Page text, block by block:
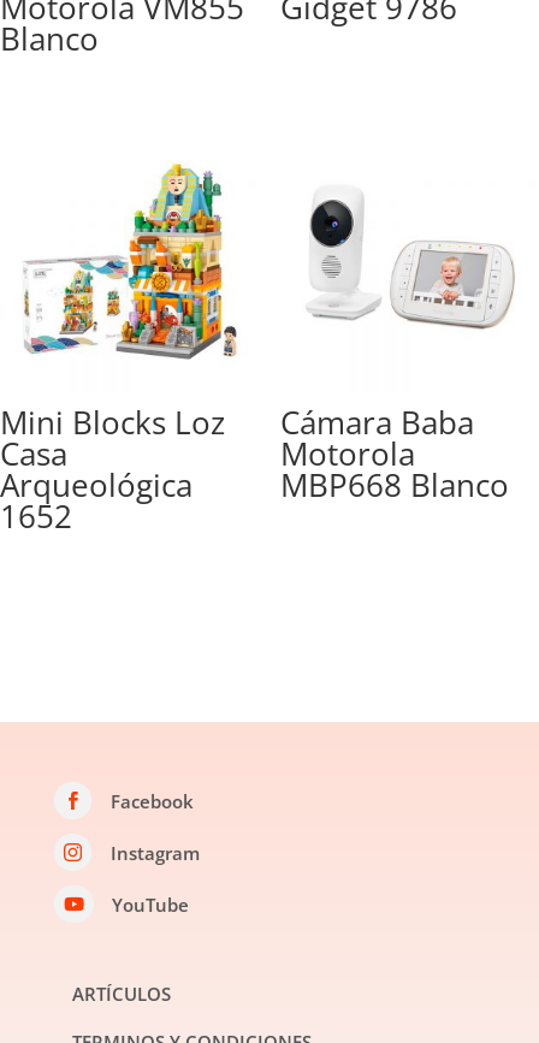
Blanco
Mini Blocks Loz
Casa
Arqueológica
1652
Cámara Baba
Motorola
MBP668 Blanco
 Facebook
 Instagram
 YouTube
ARTÍCULOS